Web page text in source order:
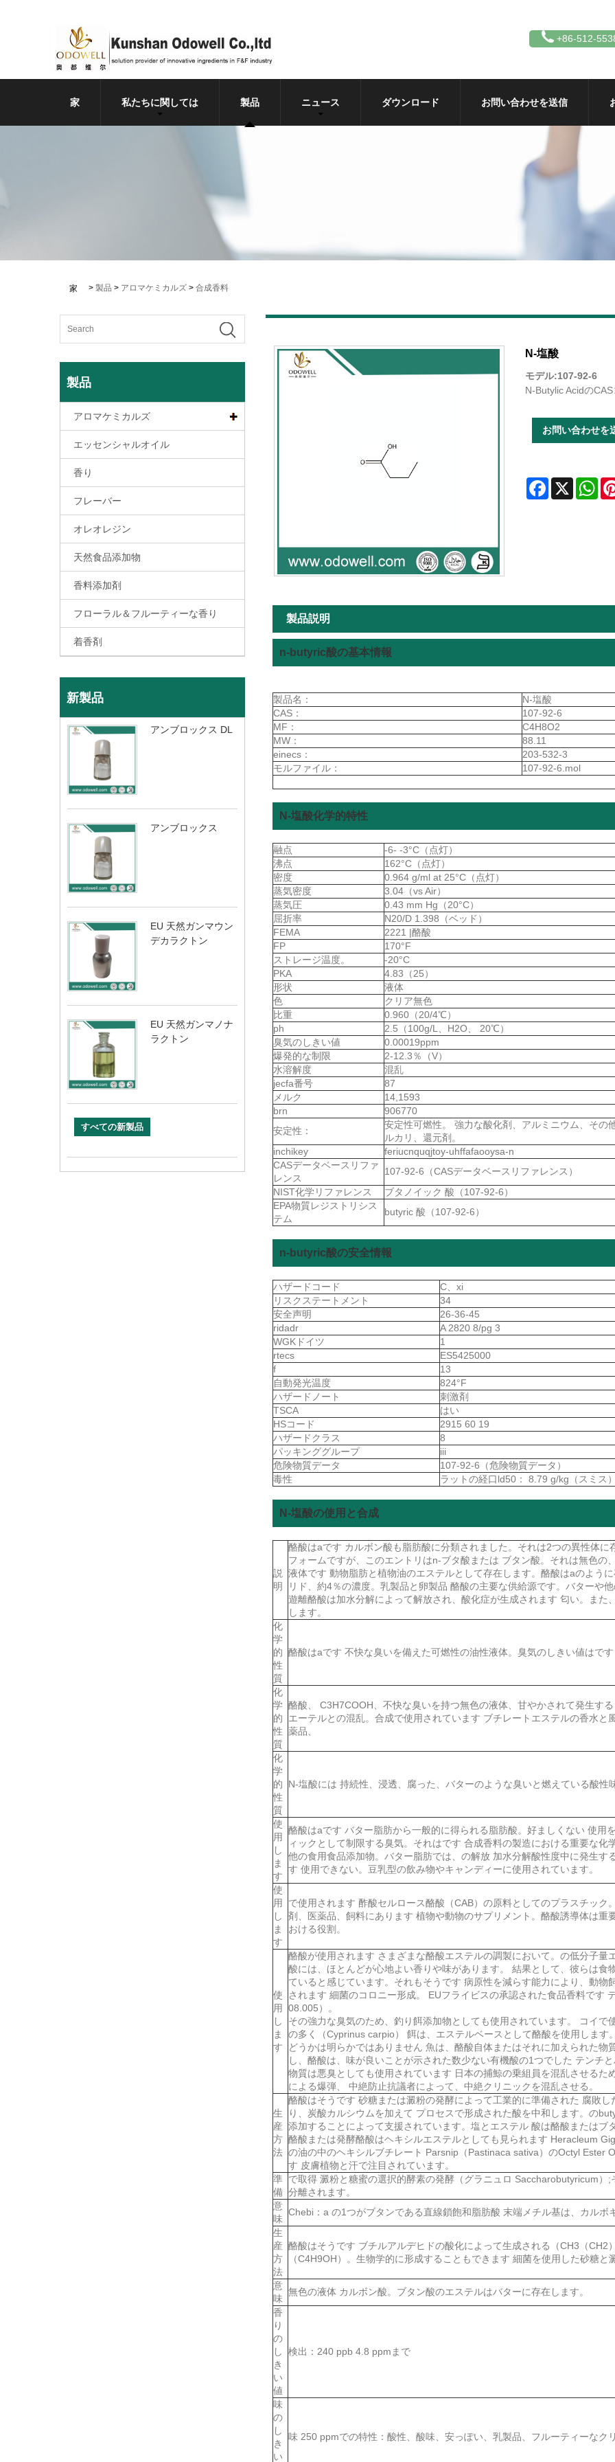
+86-512-
家 私たちに関しては 製品 ニュース ダウンロード お問い合わせを送信
家 > 製品 > アロマケミカルズ > 合成香料
製品
アロマケミカルズ
エッセンシャルオイル
香り
フレーバー
オレオレジン
天然食品添加物
香料添加剤
フローラル＆フルーティーな香り
着香剤
新製品
アンブロックス DL
アンブロックス
EU 天然ガンマウン
デカラクトン
EU 天然ガンマノナ
ラクトン
すべての新製品
N-塩酸
モデル:107-92-6
N-Butylic Acidの
お問い合わせを
Facebook
X
製品説明
n-butyric酸の基本情報
製品名：
N-塩酸
CAS：
107-92-6
MF：
C4H8O2
MW：
88.11
einecs：
203-532-3
モルファイル：
107-92-6.mol
N-塩酸化学的特性
融点
-6- -3°C（点灯）
沸点
162°C（点灯）
密度
0.964 g/ml at 25°C（点灯）
蒸気密度
3.04（vs Air）
蒸気圧
0.43 mm Hg（20°C）
屈折率
N20/D 1.398（ベッド）
FEMA
2221 |酪酸
FP
170°F
ストレージ温度。
-20°C
PKA
4.83（25）
形状
液体
色
クリア無色
比重
0.960（20/4℃）
ph
2.5（100g/L、H2O、 20℃）
臭気のしきい値
0.00019ppm
爆発的な制限
2-12.3％（V）
水溶解度
混乱
jecfa番号
87
メルク
14,1593
brn
906770
安定性：
安定性可燃性。 強力な酸化剤、アルミニウム、その
ルカリ、還元剤。
inchikey
feriucnquqjtoy-uhffafaooysa-n
CASデータベースリファ
レンス
107-92-6（CASデータベースリファレンス）
NIST化学リファレンス
ブタノイック 酸（107-92-6）
EPA物質レジストリシス
テム
butyric 酸（107-92-6）
n-butyric酸の安全情報
ハザードコード
C、xi
リスクステートメント
34
安全声明
26-36-45
ridadr
A 2820 8/pg 3
WGKドイツ
1
rtecs
ES5425000
f
13
自動発光温度
824°F
ハザードノート
刺激剤
TSCA
はい
HSコード
2915 60 19
ハザードクラス
8
パッキンググループ
iii
危険物質データ
107-92-6（危険物質データ）
毒性
ラットの経口ld50： 8.79 g/kg（スミス
N-塩酸の使用と合成
説
明
酪酸はaです カルボン酸も脂肪酸に分類されました。それは2つの異性体に
フォームですが、このエントリはn-ブタ酸または ブタン酸。それは無色の
液体です 動物脂肪と植物油のエステルとして存在します。酪酸はaのよう
リド、約4％の濃度。乳製品と卵製品 酪酸の主要な供給源です。バターや
遊離酪酸は加水分解によって解放され、酸化症が生成されます 匂い。また
します。
化
学
的
性
質
酪酸はaです 不快な臭いを備えた可燃性の油性液体。臭気のしきい値はで
化
学
的
性
質
酪酸、 C3H7COOH、不快な臭いを持つ無色の液体、甘やかされて発生す
エーテルとの混乱。合成で使用されています ブチレートエステルの香水と
薬品、
化
学
的
性
質
N-塩酸には 持続性、浸透、腐った、バターのような臭いと燃えている酸性
使
用
し
ま
す
酪酸はaです バター脂肪から一般的に得られる脂肪酸。好ましくない 使用
ィックとして制限する臭気。それはです 合成香料の製造における重要な化
他の食用食品添加物。バター脂肪では、の解放 加水分解酸性度中に発生す
す 使用できない。豆乳型の飲み物やキャンディーに使用されています。
使
用
し
ま
す
で使用されます 酢酸セルロース酪酸（CAB）の原料としてのプラスチック
剤、医薬品、飼料にあります 植物や動物のサプリメント。酪酸誘導体は重
おける役割。
使
用
し
ま
す
酪酸が使用されます さまざまな酪酸エステルの調製において。の低分子量
酸には、ほとんどが心地よい香りや味があります。 結果として、彼らは食
ていると感じています。それもそうです 病原性を減らす能力により、動物
されます 細菌のコロニー形成。 EUフライビスの承認された食品香料です
08.005）。
その強力な臭気のため、釣り餌添加物としても使用されています。 コイで
の多く（Cyprinus carpio） 餌は、エステルベースとして酪酸を使用します
どうかは明らかではありません 魚は、酪酸自体またはそれに加えられた物
し、酪酸は、味が良いことが示された数少ない有機酸の1つでした テンチ
物質は悪臭としても使用されています 日本の捕鯨の乗組員を混乱させるた
による爆弾、 中絶防止抗議者によって、中絶クリニックを混乱させる。
生
産
方
法
酪酸はそうです 砂糖または澱粉の発酵によって工業的に準備された 腐敗
り、炭酸カルシウムを加えて プロセスで形成された酸を中和します。の
添加することによって支援されています。塩とエステル 酸は酪酸またはブ
酪酸または発酵酪酸はヘキシルエステルとしても見られます Heracleum
の油の中のヘキシルブチレート Parsnip（Pastinaca sativa）のOctyl Ester
す 皮膚植物と汗で注目されています。
準
備
で取得 澱粉と糖蜜の選択的酵素の発酵（グラニュロ Saccharobutyricum）
分離されます。
意
味
Chebi：a の1つがブタンである直線鎖飽和脂肪酸 末端メチル基は、カルボ
生
産
方
法
酪酸はそうです ブチルアルデヒドの酸化によって生成される（CH3（CH2
（C4H9OH）。生物学的に形成することもできます 細菌を使用した砂糖と
意
味
無色の液体 カルボン酸。ブタン酸のエステルはバターに存在します。
香
り
の
し
き
い
値
検出：240 ppb 4.8 ppmまで
味
の
し
き
い
味 250 ppmでの特性：酸性、酸味、安っぽい、乳製品、フルーティーなク